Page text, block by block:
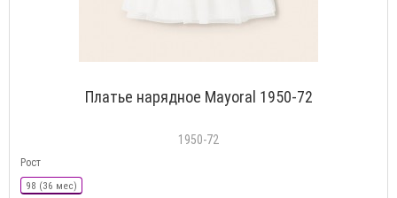
Платье нарядное Mayoral 1950-72
1950-72
Рост
98 (36 мес)